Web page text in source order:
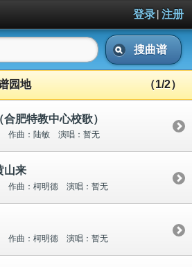
登录| 注册
搜曲谱
园地 （1/2）
肥特教中心校歌）
作曲：陆敏 演唱：暂无
山来
作曲：柯明德 演唱：暂无
作曲：柯明德 演唱：暂无